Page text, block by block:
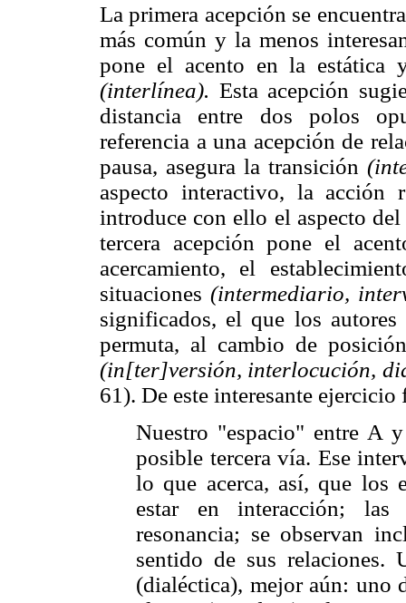
La primera acepción se
más común y la menos
pone el acento en la estática
(interlínea). Esta acepción
distancia entre dos polos
referencia a una acepción de
pausa, asegura la transición
aspecto interactivo, la acción
introduce con ello el aspecto
tercera acepción pone el
acercamiento, el
situaciones (intermediario,
significados, el que los autores
permuta, al cambio de
(in[ter]versión, interlocución,
61). De este interesante
Nuestro "espacio" entre A
posible tercera vía. Ese
lo que acerca, así, que los
estar en interacción; las
resonancia; se observan
sentido de sus relaciones.
(dialéctica), mejor aún: uno